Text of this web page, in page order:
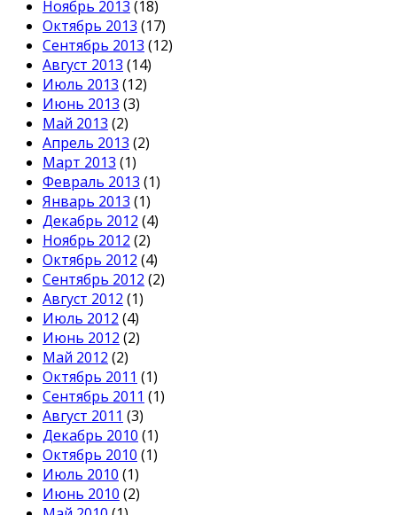
Ноябрь 2013 (18)
Октябрь 2013 (17)
Сентябрь 2013 (12)
Август 2013 (14)
Июль 2013 (12)
Июнь 2013 (3)
Май 2013 (2)
Апрель 2013 (2)
Март 2013 (1)
Февраль 2013 (1)
Январь 2013 (1)
Декабрь 2012 (4)
Ноябрь 2012 (2)
Октябрь 2012 (4)
Сентябрь 2012 (2)
Август 2012 (1)
Июль 2012 (4)
Июнь 2012 (2)
Май 2012 (2)
Октябрь 2011 (1)
Сентябрь 2011 (1)
Август 2011 (3)
Декабрь 2010 (1)
Октябрь 2010 (1)
Июль 2010 (1)
Июнь 2010 (2)